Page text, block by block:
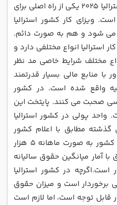
در جهان است. ویزای کار استرالیا 2025 یکی از راه اصلی برای
ویزای کار کشور استرالیا
شود و هم به صورت دائم.
استرالیا انواع مختلفی دارد و
مختلف شرایط خاصی مد نظر
با منابع مالی بسیار قدرتمند
واقع شده است. در کشور
صحبت می کنند. پایتخت این
واحد پولی در کشور استرالیا
گذشته مطابق با اعلام کشور
استرالیا، پایه حقوق در این کشور به صورت ماهانه 5 هزار
آمار میانگین حقوق سالیانه
89 هزار دلار است.اگرچه در کشور استرالیا
برخوردار است و میزان حقوق
قابل توجه است، اما لازم است